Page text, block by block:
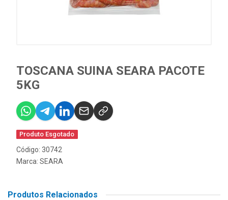
TOSCANA SUINA SEARA PACOTE
5KG
Produto Esgotado
Código: 30742
Marca: SEARA
Produtos Relacionados